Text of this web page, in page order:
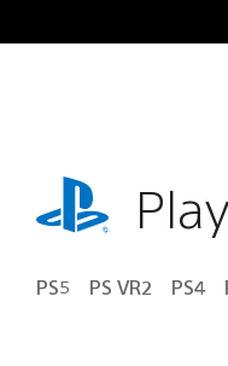
al
playstation.com
PS5 PS VR2 PS4